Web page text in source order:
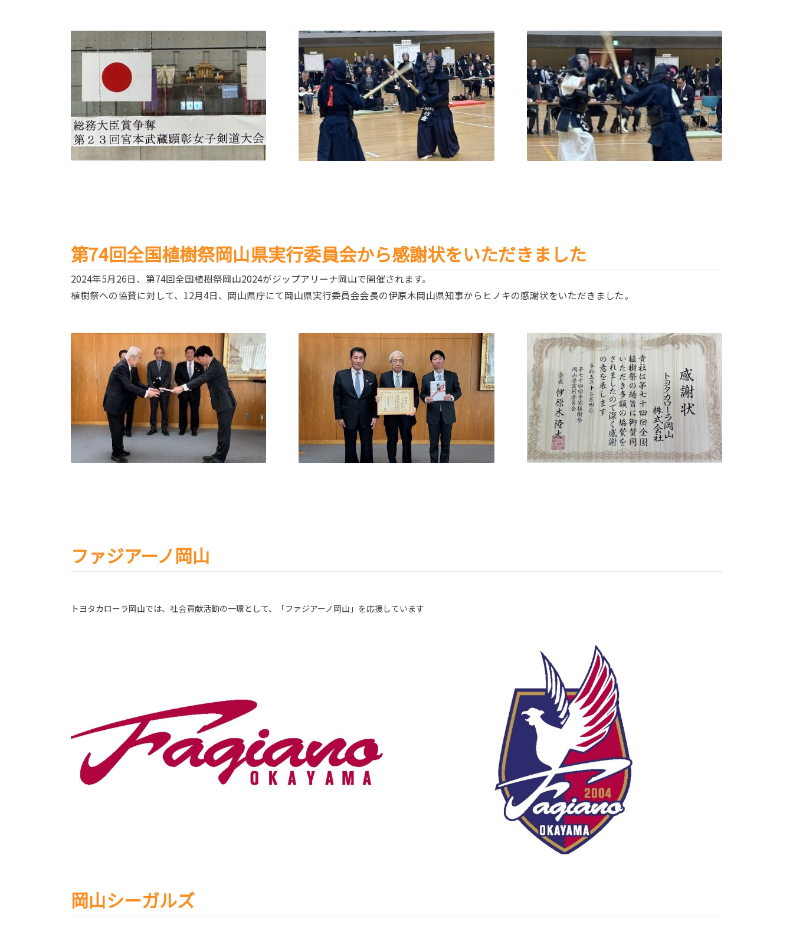
第74回全国植樹祭岡山県実行委員会から感謝状をいただきました
2024年5月26日、第74回全国植樹祭岡山2024がジップアリーナ岡山で開催されます。
植樹祭への協賛に対して、12月4日、岡山県庁にて岡山県実行委員会会長の伊原木岡山県知事からヒノキの感謝状をいただきました。
ファジアーノ岡山
トヨタカローラ岡山では、社会貢献活動の一環として、「ファジアーノ岡山」を応援しています
岡山シーガルズ